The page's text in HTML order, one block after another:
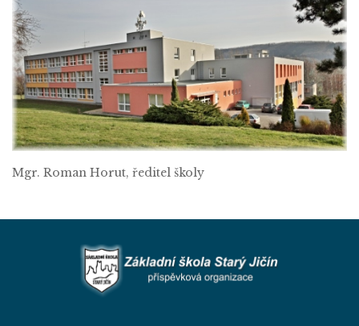
Mgr. Roman Horut, ředitel školy